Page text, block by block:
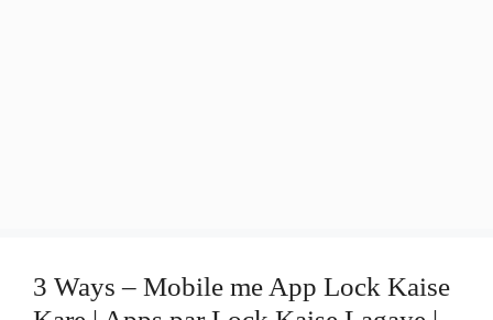
3 Ways – Mobile me App Lock Kaise